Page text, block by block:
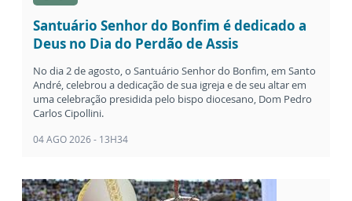
Santuário Senhor do Bonfim é dedicado a
Deus no Dia do Perdão de Assis
No dia 2 de agosto, o Santuário Senhor do Bonfim, em Santo
André, celebrou a dedicação de sua igreja e de seu altar em
uma celebração presidida pelo bispo diocesano, Dom Pedro
Carlos Cipollini.
04 AGO 2026 - 13H34